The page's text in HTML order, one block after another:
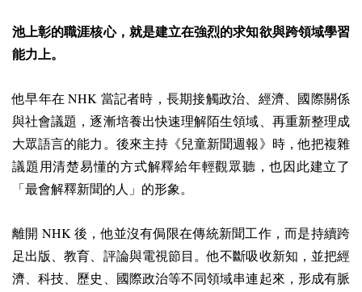
池上彰的職涯核心，就是建立在強烈的求知欲與跨領域學習
能力上。
他早年在NHK 當記者時，長期接觸政治、經濟、國際關係
與社會議題，逐漸培養出快速理解陌生領域、再重新整理成
大眾語言的能力。後來主持《兒童新聞週報》時，他把複雜
議題用清楚易懂的方式解釋給年輕觀眾聽，也因此建立了
「最會解釋新聞的人」的形象。
離開 NHK 後，他並沒有侷限在傳統新聞工作，而是持續跨
足出版、教育、評論與電視節目。他不斷吸收新知，並把經
濟、科技、歷史、國際政治等不同領域串連起來，形成有脈